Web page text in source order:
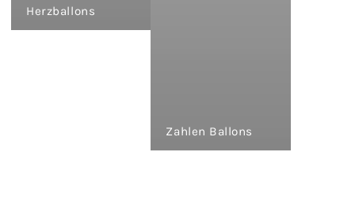
Herzballons
Zahlen Ballons